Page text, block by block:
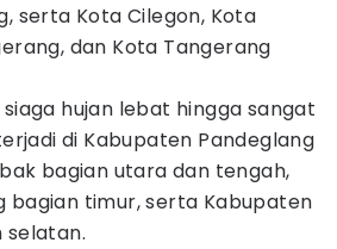
serta Kota Cilegon, Kota
dan Kota Tangerang
hujan lebat hingga sangat
di Kabupaten Pandeglang
bagian utara dan tengah,
bagian timur, serta Kabupaten
selatan.